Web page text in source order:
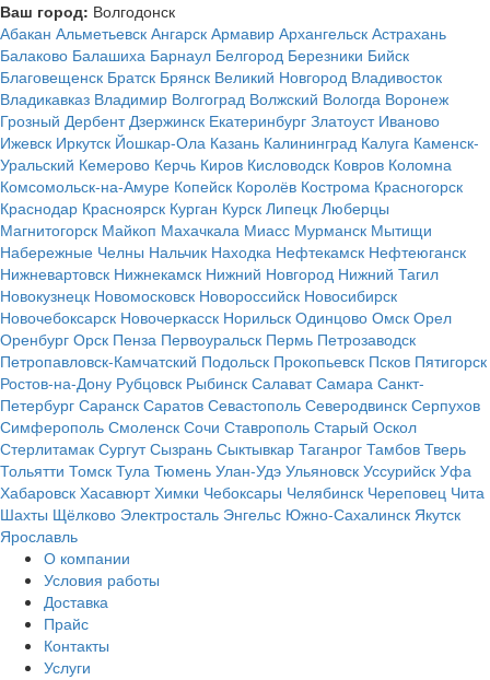
Ваш город: Волгодонск
Абакан Альметьевск Ангарск Армавир Архангельск Астрахань
Балаково Балашиха Барнаул Белгород Березники Бийск
Благовещенск Братск Брянск Великий Новгород Владивосток
Владикавказ Владимир Волгоград Волжский Вологда Воронеж
Грозный Дербент Дзержинск Екатеринбург Златоуст Иваново
Ижевск Иркутск Йошкар-Ола Казань Калининград Калуга Каменск-
Уральский Кемерово Керчь Киров Кисловодск Ковров Коломна
Комсомольск-на-Амуре Копейск Королёв Кострома Красногорск
Краснодар Красноярск Курган Курск Липецк Люберцы
Магнитогорск Майкоп Махачкала Миасс Мурманск Мытищи
Набережные Челны Нальчик Находка Нефтекамск Нефтеюганск
Нижневартовск Нижнекамск Нижний Новгород Нижний Тагил
Новокузнецк Новомосковск Новороссийск Новосибирск
Новочебоксарск Новочеркасск Норильск Одинцово Омск Орел
Оренбург Орск Пенза Первоуральск Пермь Петрозаводск
Петропавловск-Камчатский Подольск Прокопьевск Псков Пятигорск
Ростов-на-Дону Рубцовск Рыбинск Салават Самара Санкт-
Петербург Саранск Саратов Севастополь Северодвинск Серпухов
Симферополь Смоленск Сочи Ставрополь Старый Оскол
Стерлитамак Сургут Сызрань Сыктывкар Таганрог Тамбов Тверь
Тольятти Томск Тула Тюмень Улан-Удэ Ульяновск Уссурийск Уфа
Хабаровск Хасавюрт Химки Чебоксары Челябинск Череповец Чита
Шахты Щёлково Электросталь Энгельс Южно-Сахалинск Якутск
Ярославль
О компании
Условия работы
Доставка
Прайс
Контакты
Услуги